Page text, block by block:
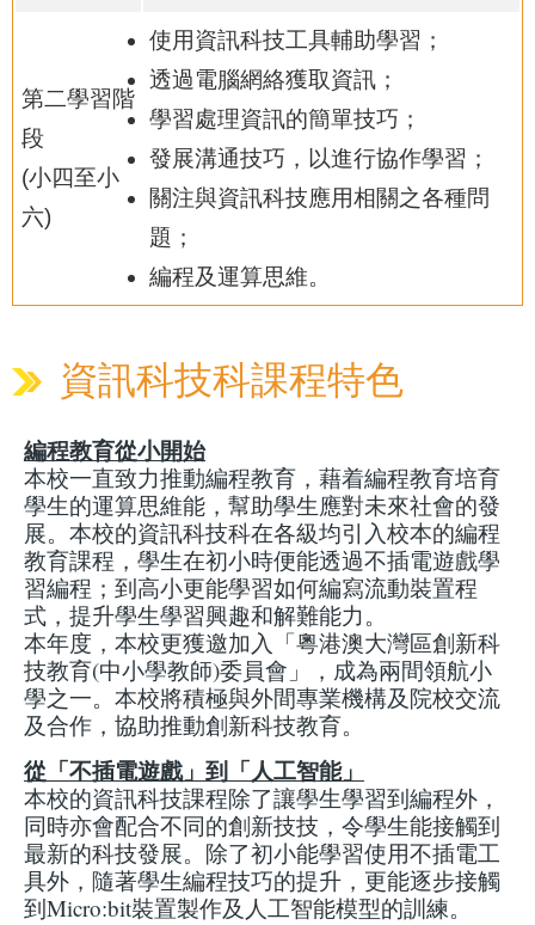
第二學習階
段
(小四至小
六)
使用資訊科技工具輔助學習；
透過電腦網絡獲取資訊；
學習處理資訊的簡單技巧；
發展溝通技巧，以進行協作學習；
關注與資訊科技應用相關之各種問
題；
編程及運算思維。
資訊科技科課程特色
編程教育從小開始
本校一直致力推動編程教育，藉着編程教育培育
學生的運算思維能，幫助學生應對未來社會的發
展。本校的資訊科技科在各級均引入校本的編程
教育課程，學生在初小時便能透過不插電遊戲學
習編程；到高小更能學習如何編寫流動裝置程
式，提升學生學習興趣和解難能力。
本年度，本校更獲邀加入「粵港澳大灣區創新科
技教育(中小學教師)委員會」，成為兩間領航小
學之一。本校將積極與外間專業機構及院校交流
及合作，協助推動創新科技教育。
從「不插電遊戲」到「人工智能」
本校的資訊科技課程除了讓學生學習到編程外，
同時亦會配合不同的創新技技，令學生能接觸到
最新的科技發展。除了初小能學習使用不插電工
具外，隨著學生編程技巧的提升，更能逐步接觸
到Micro:bit裝置製作及人工智能模型的訓練。